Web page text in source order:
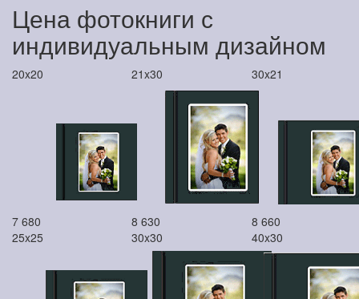
Цена фотокниги с
индивидуальным дизайном
20x20
7 680
21x30
8 630
30x21
8 660
25x25
30x30 40x30